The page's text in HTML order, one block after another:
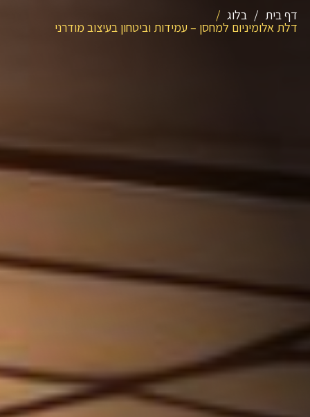
דף בית / בלוג /
דלת אלומיניום למחסן – עמידות וביטחון בעיצוב מודרני